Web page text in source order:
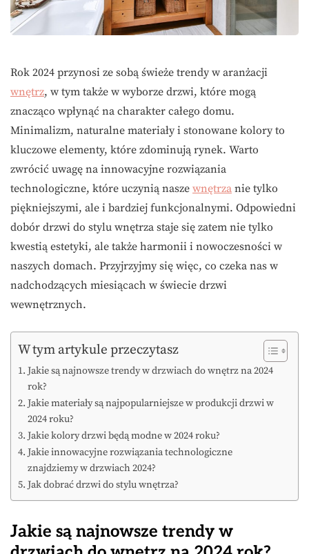
Rok 2024 przynosi ze sobą świeże trendy w aranżacji
wnętrz, w tym także w wyborze drzwi, które mogą
znacząco wpłynąć na charakter całego domu.
Minimalizm, naturalne materiały i stonowane kolory to
kluczowe elementy, które zdominują rynek. Warto
zwrócić uwagę na innowacyjne rozwiązania
technologiczne, które uczynią nasze wnętrza nie tylko
piękniejszymi, ale i bardziej funkcjonalnymi. Odpowiedni
dobór drzwi do stylu wnętrza staje się zatem nie tylko
kwestią estetyki, ale także harmonii i nowoczesności w
naszych domach. Przyjrzyjmy się więc, co czeka nas w
nadchodzących miesiącach w świecie drzwi
wewnętrznych.
W tym artykule przeczytasz
Jakie są najnowsze trendy w drzwiach do wnętrz na 2024
rok?
Jakie materiały są najpopularniejsze w produkcji drzwi w
2024 roku?
Jakie kolory drzwi będą modne w 2024 roku?
Jakie innowacyjne rozwiązania technologiczne
znajdziemy w drzwiach 2024?
Jak dobrać drzwi do stylu wnętrza?
Jakie są najnowsze trendy w